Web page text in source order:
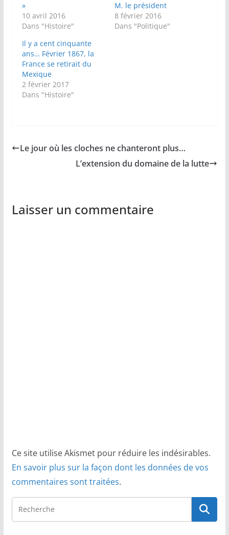
»
10 avril 2016
Dans "Histoire"
M. le président
8 février 2016
Dans "Politique"
Il y a cent cinquante
ans… Février 1867, la
France se retirait du
Mexique
2 février 2017
Dans "Histoire"
Le jour où les cloches ne chanteront plus…
L’extension du domaine de la lutte
Laisser un commentaire
Ce site utilise Akismet pour réduire les indésirables.
En savoir plus sur la façon dont les données de vos
commentaires sont traitées.